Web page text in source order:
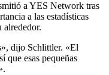
a YES Network tras
a las estadísticas
alrededor.
dijo Schlittler. «El
que esas pequeñas